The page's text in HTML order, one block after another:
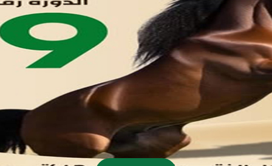
01221020029
055-4494429
055-4494406
055-4494414
info.triaeg@yahoo.com
info@triaeg-guide.com